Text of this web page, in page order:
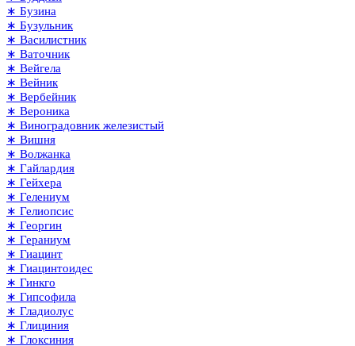
∗ Бузина
∗ Бузульник
∗ Василистник
∗ Ваточник
∗ Вейгела
∗ Вейник
∗ Вербейник
∗ Вероника
∗ Виноградовник железистый
∗ Вишня
∗ Волжанка
∗ Гайлардия
∗ Гейхера
∗ Гелениум
∗ Гелиопсис
∗ Георгин
∗ Гераниум
∗ Гиацинт
∗ Гиацинтоидес
∗ Гинкго
∗ Гипсофила
∗ Гладиолус
∗ Глициния
∗ Глоксиния